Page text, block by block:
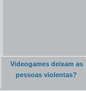
Videogames deixam as
pessoas violentas?